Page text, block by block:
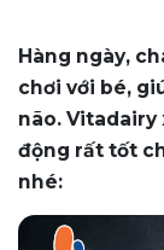
Hàng ngày,
chơi với bé,
não. Vitadairy
động rất tốt
nhé: